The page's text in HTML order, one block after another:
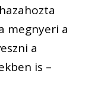
megnyeri a
a
is –